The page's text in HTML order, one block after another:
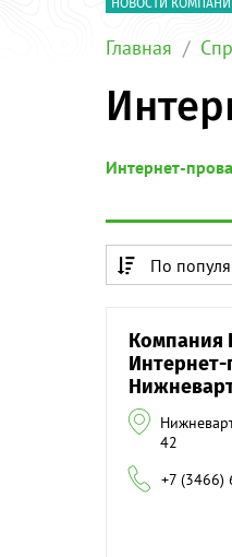
НОВОСТИ
Главная
Интернет-
По
По
Компания
42
+7 (3466)